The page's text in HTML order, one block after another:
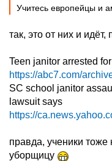
Учитесь европейцы и
так, это от них и идёт,
Teen janitor arrested
https://abc7.com/
SC school janitor
lawsuit says
https://
правда, ученики
уборщицу